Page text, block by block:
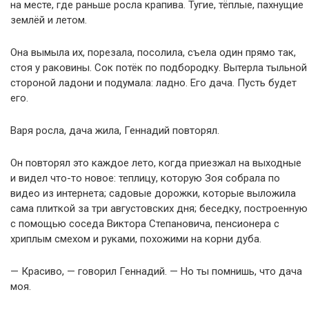
на месте, где раньше росла крапива. Тугие, тёплые, пахнущие
землёй и летом.
Она вымыла их, порезала, посолила, съела один прямо так,
стоя у раковины. Сок потёк по подбородку. Вытерла тыльной
стороной ладони и подумала: ладно. Его дача. Пусть будет
его.
Варя росла, дача жила, Геннадий повторял.
Он повторял это каждое лето, когда приезжал на выходные
и видел что-то новое: теплицу, которую Зоя собрала по
видео из интернета; садовые дорожки, которые выложила
сама плиткой за три августовских дня; беседку, построенную
с помощью соседа Виктора Степановича, пенсионера с
хриплым смехом и руками, похожими на корни дуба.
— Красиво, — говорил Геннадий. — Но ты помнишь, что дача
моя.